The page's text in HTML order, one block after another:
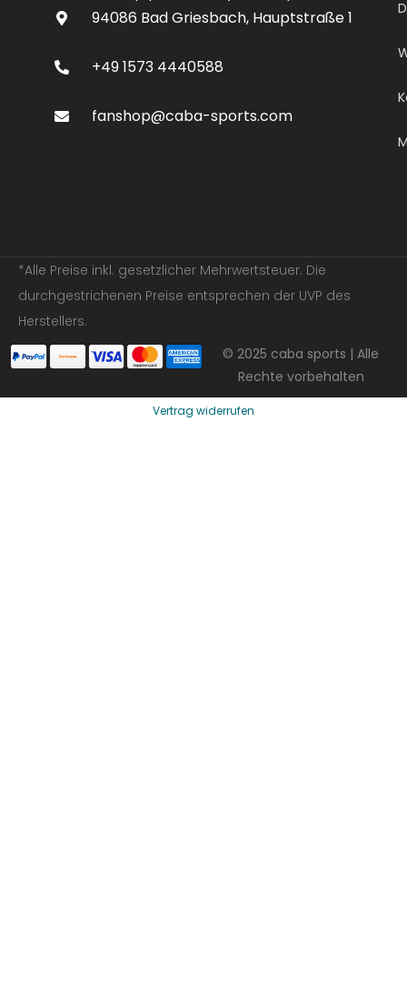
94086 Bad Griesbach, Hauptstraße 1
+49 1573 4440588
fanshop@caba-sports.com
*Alle Preise inkl. gesetzlicher Mehrwertsteuer. Die
durchgestrichenen Preise entsprechen der UVP des
Herstellers.
© 2025 caba sports | Alle
Rechte vorbehalten
Vertrag widerrufen